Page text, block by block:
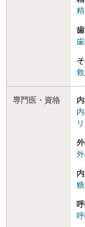
専門医・資格